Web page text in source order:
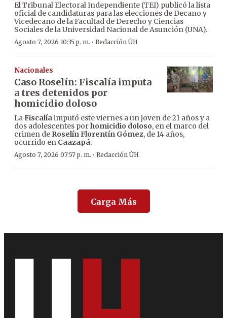
El Tribunal Electoral Independiente (TEI) publicó la lista
oficial de candidaturas para las elecciones de Decano y
Vicedecano de la Facultad de Derecho y Ciencias
Sociales de la Universidad Nacional de Asunción (UNA).
Agosto 7, 2026 10:35 p. m. · Redacción ÚH
Nacionales
Caso Roselín: Fiscalía imputa
a tres detenidos por
homicidio doloso
LaFiscalíaimputó este viernes a un joven de 21 años y a
dos adolescentes porhomicidio doloso, en el marco del
crimen de Roselín Florentín Gómez, de 14 años,
ocurrido en Caazapá.
Agosto 7, 2026 07:57 p. m. · Redacción ÚH
Carga Más